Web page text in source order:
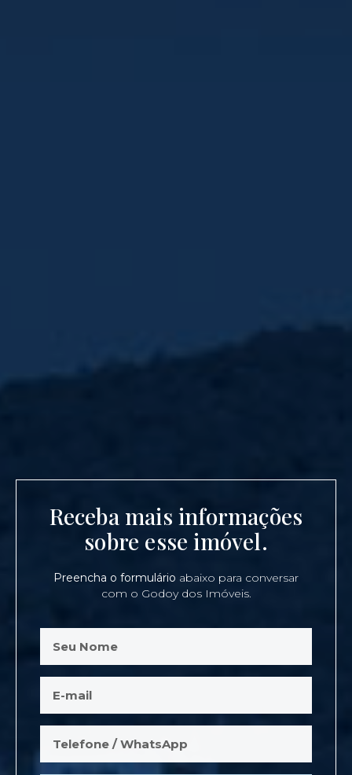
Receba mais informações
sobre esse imóvel.
Preencha o formulário abaixo para conversar
com o Godoy dos Imóveis.